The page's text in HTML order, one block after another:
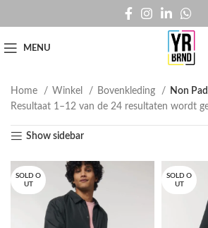
MENU
Home Winkel Bovenkleding
Non
Resultaat 1–12 van de 24 resultaten wordt
Show sidebar
SOLD O
UT
SOLD O
UT